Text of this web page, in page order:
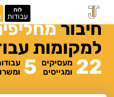
לוח
עבודות
חיבורמחליפי
למקומות
22 מעסיקים
ומגייסים
5